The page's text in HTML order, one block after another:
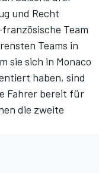
und Recht
Team
Teams in
sie sich in Monaco
haben, sind
Fahrer bereit für
die zweite